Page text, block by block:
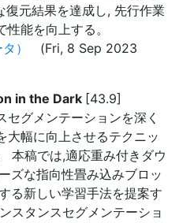
復元結果を達成し, 先行作業
能を向上する。
）
(Fri, 8 Sep 2023
in the Dark [43.9]
グメンテーションを深く
大幅に向上させるテクニッ
本稿では,適応重み付きダウ
ズな指向性畳み込みブロッ
る新しい学習手法を提案す
スタンスセグメンテーショ